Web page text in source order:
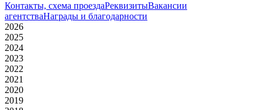
Контакты, схема проездаРеквизитыВакансии
агентстваНаграды и благодарности
2026
2025
2024
2023
2022
2021
2020
2019